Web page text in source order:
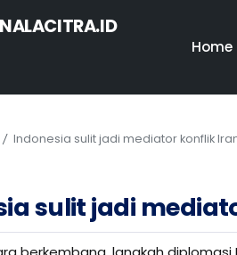
NALACITRA.ID
Home
/ Indonesia sulit jadi mediator konflik
sulit jadi